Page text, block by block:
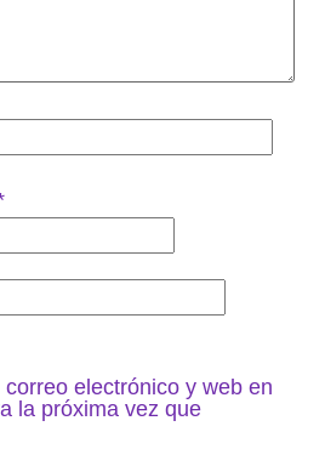
electrónico y web en
la próxima vez que